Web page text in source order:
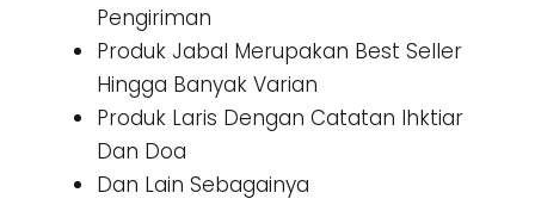
Pengiriman
Produk Jabal Merupakan Best Seller
Hingga Banyak Varian
Produk Laris Dengan Catatan Ihktiar
Dan Doa
Dan Lain Sebagainya